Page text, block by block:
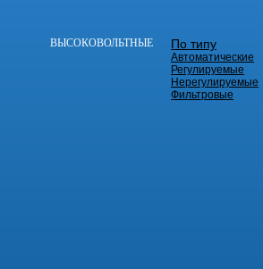
ВЫСОКОВОЛЬТНЫЕ По типу
Автоматические
Регулируемые
Нерегулируемые
Фильтровые